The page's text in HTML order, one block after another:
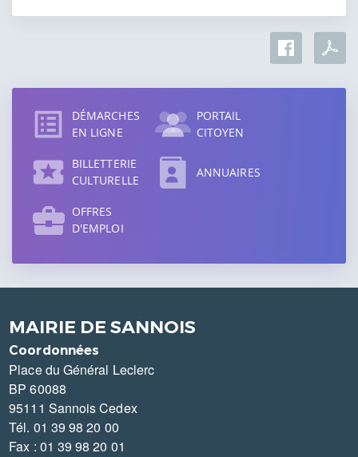
direct
DÉMARCHES
EN LIGNE
PORTAIL
CITOYEN
BILLETTERIE
CULTURELLE
ANNUAIRES
OFFRES
D'EMPLOI
MAIRIE DE SANNOIS
Coordonnées
Place du Général Leclerc
BP 60088
95111 Sannois Cedex
Tél. 01 39 98 20 00
Fax : 01 39 98 20 01